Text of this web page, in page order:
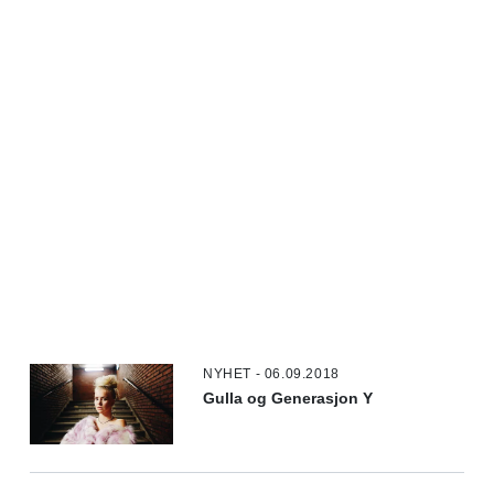
NYHET - 06.09.2018
Gulla og Generasjon Y